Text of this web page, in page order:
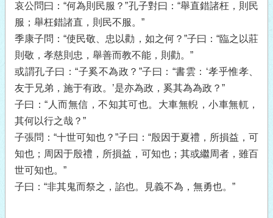
哀公問曰：“何為則民服？”孔子對曰：“舉直錯諸枉，則民
服；舉枉錯諸直，則民不服。”
季康子問：“使民敬、忠以勸，如之何？”子曰：“臨之以莊
則敬，孝慈則忠，舉善而教不能，則勸。”
或謂孔子曰：“子奚不為政？”子曰：“書雲：‘孝乎惟孝、
友于兄弟，施于有政。’是亦為政，奚其為為政？”
子曰：“人而無信，不知其可也。大車無輗，小車無軏，
其何以行之哉？”
子張問：“十世可知也？”子曰：“殷因于夏禮，所損益，可
知也；周因于殷禮，所損益，可知也；其或繼周者，雖百
世可知也。”
子曰：“非其鬼而祭之，諂也。見義不為，無勇也。”